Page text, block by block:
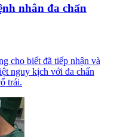
nhân đa chấn
cho biết đã tiếp nhận và
nguy kịch với đa chấn
trái.